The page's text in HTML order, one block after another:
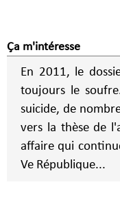
Ça m'intéresse
En 2011, le
toujours le
suicide, de
vers la thèse de
affaire qui
Ve République...